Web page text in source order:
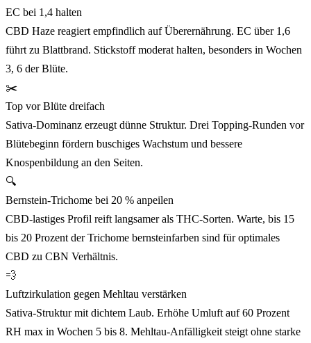
EC bei 1,4 halten
CBD Haze reagiert empfindlich auf Überernährung. EC über 1,6
führt zu Blattbrand. Stickstoff moderat halten, besonders in Wochen
3, 6 der Blüte.
✂️
Top vor Blüte dreifach
Sativa-Dominanz erzeugt dünne Struktur. Drei Topping-Runden vor
Blütebeginn fördern buschiges Wachstum und bessere
Knospenbildung an den Seiten.
🔍
Bernstein-Trichome bei 20 % anpeilen
CBD-lastiges Profil reift langsamer als THC-Sorten. Warte, bis 15
bis 20 Prozent der Trichome bernsteinfarben sind für optimales
CBD zu CBN Verhältnis.
💨
Luftzirkulation gegen Mehltau verstärken
Sativa-Struktur mit dichtem Laub. Erhöhe Umluft auf 60 Prozent
RH max in Wochen 5 bis 8. Mehltau-Anfälligkeit steigt ohne starke